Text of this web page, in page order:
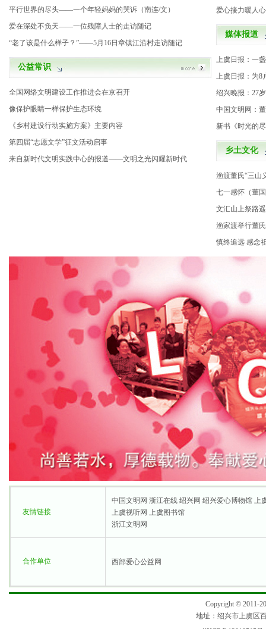
平行世界的尽头——一个年轻妈妈的哭诉（南连/文）
爱在深处不负天——一位残障人士的走访随记
“老了该是什么样子？”——5月16日章镇江沿村走访随记
公益常识
全国网络文明建设工作推进会在京召开
像保护眼睛一样保护生态环境
《乡村建设行动实施方案》主要内容
第四届“志愿文学”征文活动启事
来自新时代文明实践中心的报道——文明之光闪耀新时代
爱心接力暖人
媒体报道
上虞日报：一
上虞日报：为8
绍兴晚报：27
中国文明网：
新书《时光的
乡土文化
渔渡董氏“三山
七一感怀（董
文汇山上祭路
渔家渡举行董
慎终追远 感念
友情链接
中国文明网 浙江在线 绍兴网 绍兴爱心博物馆 上
上虞视听网 上虞图书馆
浙江文明网
合作单位 西部爱心公益网
Copyright © 2011-
地址：绍兴市上虞区